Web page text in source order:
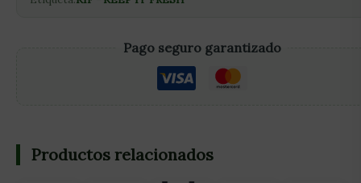
Pago seguro garantizado
Productos relacionados